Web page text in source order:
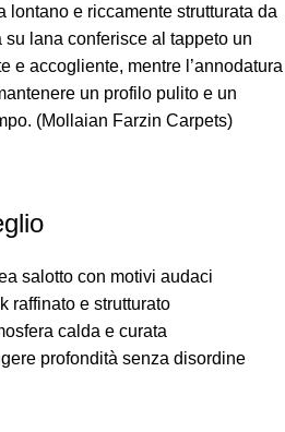
lontano e riccamente strutturata da
lana conferisce al tappeto un
e accogliente, mentre l’annodatura
un profilo pulito e un
(Mollaian Farzin Carpets)
salotto con motivi audaci
raffinato e strutturato
calda e curata
profondità senza disordine